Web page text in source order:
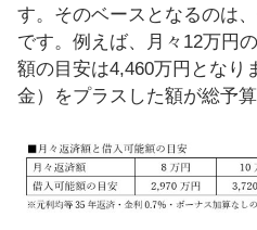
す。そのベースとなるのは
です。例えば、月々12万円
額の目安は4,460万円となり
金）をプラスした額が総予算